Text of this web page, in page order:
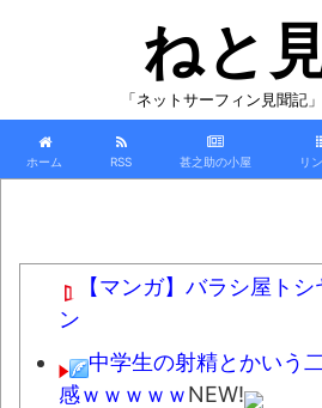
ねと
「ネットサーフィン見聞記
ホーム RSS 甚之助の小屋 リ
【マンガ】バラシ屋ト
ン
中学生の射精とかいう
感ｗｗｗｗｗNEW!